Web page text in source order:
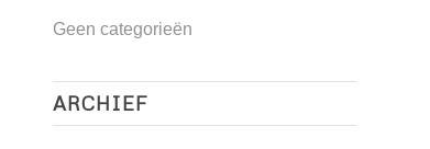
Geen categorieën
ARCHIEF